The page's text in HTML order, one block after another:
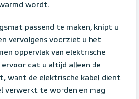
wordt.
passend te maken, knipt u
vervolgens voorziet u het
oppervlak van elektrische
dat u altijd alleen de
want de elektrische kabel dient
verwerkt te worden en mag